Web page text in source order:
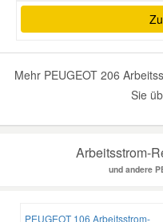
Mehr PEUGEOT 206
Sie
Arbeitsstrom-
und andere
PEUGEOT 106 Arbeitsstrom-
Volvo Ersatzteile